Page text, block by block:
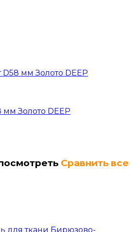
Золото DEEP
Сравнить все